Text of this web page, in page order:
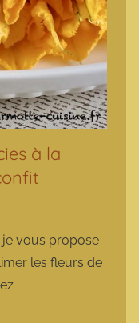
à la
je vous propose
les fleurs de